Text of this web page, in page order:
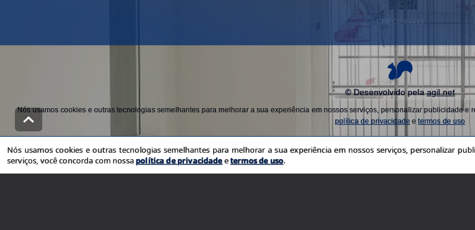
CRECI 26441J
© Desenvolvido pelaagil.net
Nós usamos cookies e outras tecnologias semelhantes para melhorar a sua experiência em nossos serviços, personalizar publicidade
política de privacidade etermos de uso
Nós usamos cookies e outras tecnologias semelhantes para melhorar a sua experiência em nossos serviços, personalizar
serviços, você concorda com nossapolítica de privacidadeetermos de uso.